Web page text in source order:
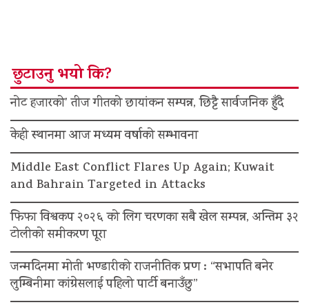
छुटाउनु भयो कि?
नोट हजारको’ तीज गीतको छायांकन सम्पन्न, छिट्टै सार्वजनिक हुँदै
केही स्थानमा आज मध्यम वर्षाको सम्भावना
Middle East Conflict Flares Up Again; Kuwait
and Bahrain Targeted in Attacks
फिफा विश्वकप २०२६ को लिग चरणका सबै खेल सम्पन्न, अन्तिम ३२
टोलीको समीकरण पूरा
जन्मदिनमा मोती भण्डारीको राजनीतिक प्रण : “सभापति बनेर
लुम्बिनीमा कांग्रेसलाई पहिलो पार्टी बनाउँछु”